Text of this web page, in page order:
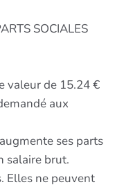
SOCIALES
valeur de 15.24 €
aux
ses parts
salaire brut.
Elles ne peuvent